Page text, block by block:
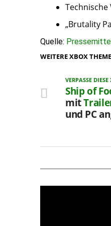
„Brutality
Quelle:
WEITERE XBOX
VERPASSE
Ship of
mit
und PC